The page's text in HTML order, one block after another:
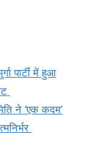
पार्टी में हुआ
ने ‘एक कदम’